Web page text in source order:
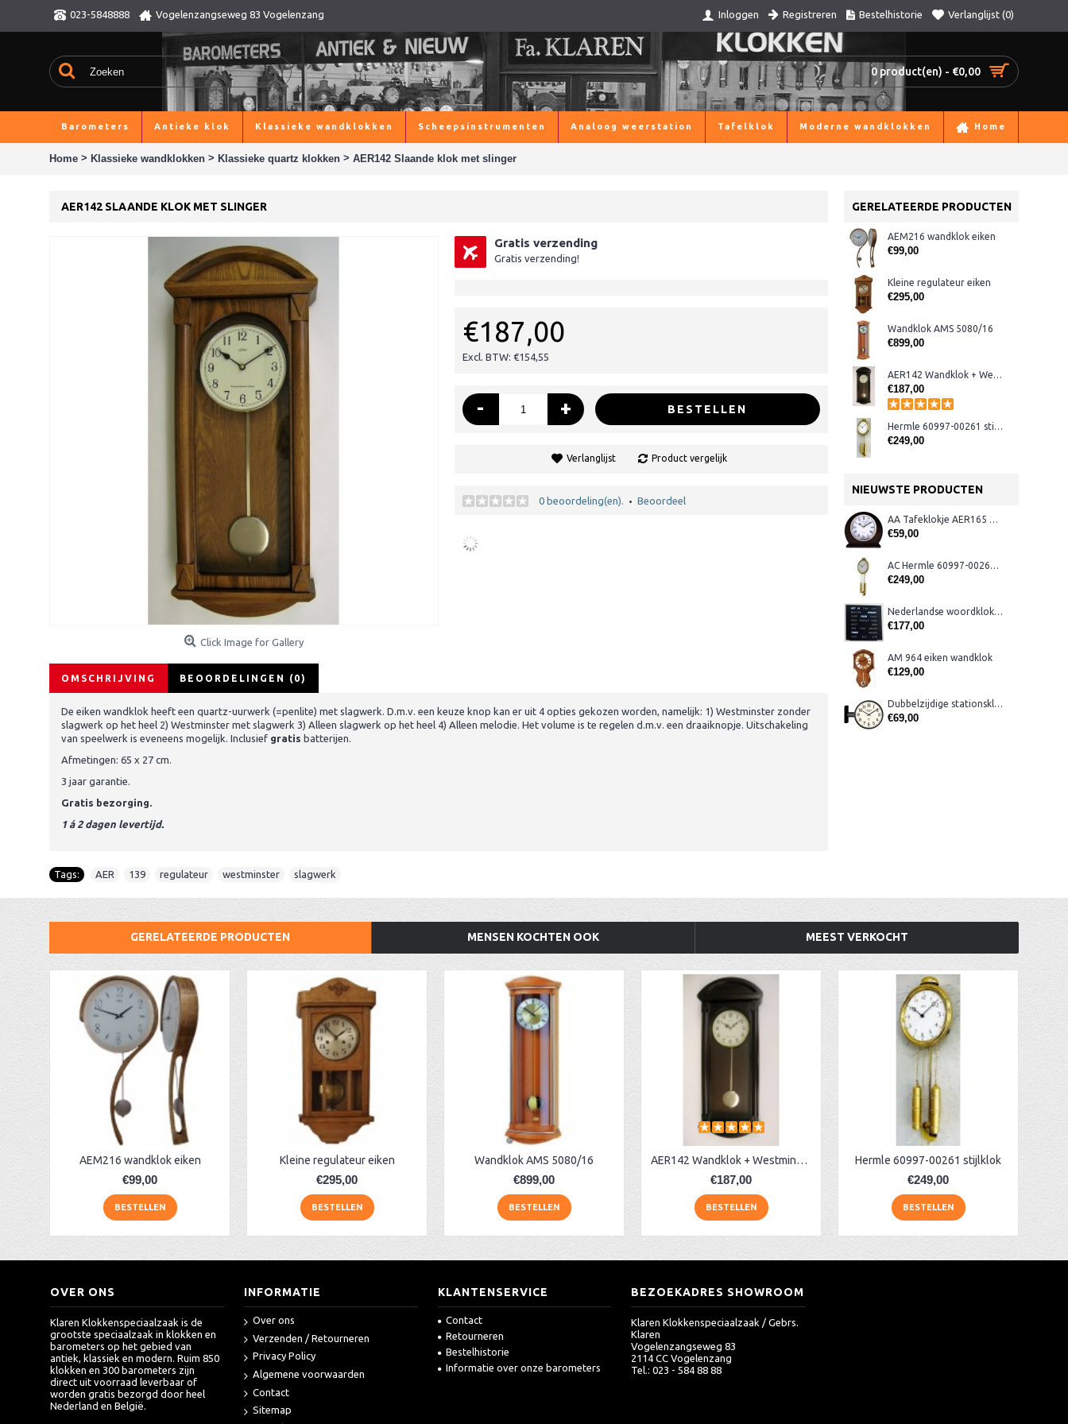
023-5848888 Vogelenzangseweg 83 Vogelenzang Inloggen Registreren Bestelhistorie Verlanglijst (0)
0 product(en) - €0,00
Barometers Antieke klok Klassieke wandklokken Scheepsinstrumenten Analoog weerstation Tafelklok Moderne wandklokken Home
Home > Klassieke wandklokken > Klassieke quartz klokken > AER142 Slaande klok met slinger
GERELATEERDE PRODUCTEN
AEM216 wandklok eiken
€99,00
Kleine regulateur eiken
€295,00
Wandklok AMS 5080/16
€899,00
AER142 Wandklok + Westminster koloniaal
€187,00
Hermle 60997-00261 stijlklok
€249,00
NIEUWSTE PRODUCTEN
AA Tafeklokje AER165 noten
€59,00
AC Hermle 60997-00261 wandklok
€249,00
Nederlandse woordklok zwart AMS 1265
€177,00
AM 964 eiken wandklok
€129,00
Dubbelzijdige stationsklok metaal 1879
€69,00
AER142 SLAANDE KLOK MET SLINGER
Click Image for Gallery
Gratis verzending
Gratis verzending!
€187,00
Excl. BTW: €154,55
- + BESTELLEN
Verlanglijst Product vergelijk
0 beoordeling(en). • Beoordeel
OMSCHRIJVING BEOORDELINGEN (0)
De eiken wandklok heeft een quartz-uurwerk (=penlite) met slagwerk. D.m.v. een keuze knop kan er uit 4 opties gekozen worden, namelijk: 1) Westminster zonder
slagwerk op het heel 2) Westminster met slagwerk 3) Alleen slagwerk op het heel 4) Alleen melodie. Het volume is te regelen d.m.v. een draaiknopje. Uitschakeling
van speelwerk is eveneens mogelijk. Inclusief gratis batterijen.
Afmetingen: 65 x 27 cm.
3 jaar garantie.
Gratis bezorging.
1 á 2 dagen levertijd.
Tags: AER 139 regulateur westminster slagwerk
GERELATEERDE PRODUCTEN MENSEN KOCHTEN OOK MEEST VERKOCHT
AEM216 wandklok eiken
€99,00
BESTELLEN
Kleine regulateur eiken
€295,00
BESTELLEN
Wandklok AMS 5080/16
€899,00
BESTELLEN
AER142 Wandklok + Westminster koloniaal
€187,00
BESTELLEN
Hermle 60997-00261 stijlklok
€249,00
BESTELLEN
OVER ONS
Klaren Klokkenspeciaalzaak is de
grootste speciaalzaak in klokken en
barometers op het gebied van
antiek, klassiek en modern. Ruim 850
klokken en 300 barometers zijn
direct uit voorraad leverbaar of
worden gratis bezorgd door heel
Nederland en België.
INFORMATIE
Over ons
Verzenden / Retourneren
Privacy Policy
Algemene voorwaarden
Contact
Sitemap
KLANTENSERVICE
Contact
Retourneren
Bestelhistorie
Informatie over onze barometers
BEZOEKADRES SHOWROOM
Klaren Klokkenspeciaalzaak / Gebrs.
Klaren
Vogelenzangseweg 83
2114 CC Vogelenzang
Tel.: 023 - 584 88 88